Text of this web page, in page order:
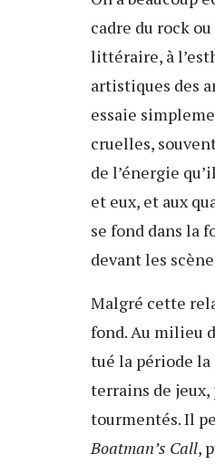
cadre du rock
littéraire, à
artistiques des
essaie
cruelles,
de l’énergie
et eux, et aux
se fond dans la
devant les
Malgré cette
fond. Au milieu
tué la période la
terrains de
tourmentés. Il
Boatman’s Call,